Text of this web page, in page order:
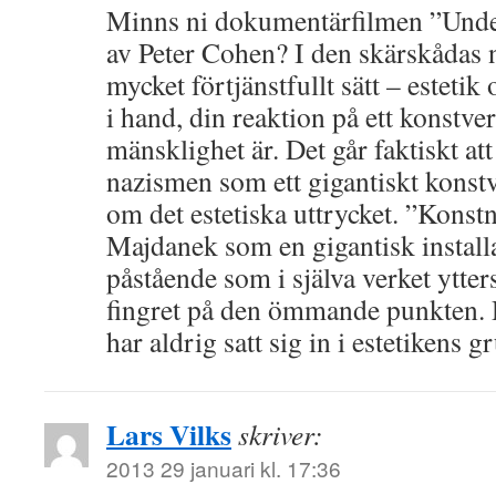
Minns ni dokumentärfilmen
av Peter Cohen? I den
mycket förtjänstfullt sätt – estetik
i hand, din reaktion på ett
mänsklighet är. Det går faktiskt
nazismen som ett gigantiskt
om det estetiska uttrycket.
Majdanek som en gigantisk
påstående som i själva verket
fingret på den ömmande punkten.
har aldrig satt sig in i estetikens
Lars Vilksskriver:
2013 29 januari kl. 17:36